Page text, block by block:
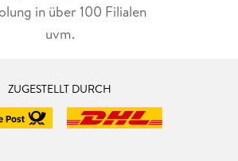
in über 100 Filialen
uvm.
ZUGESTELLT DURCH